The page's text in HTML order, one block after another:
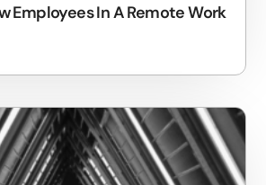
Employees In A Remote Work